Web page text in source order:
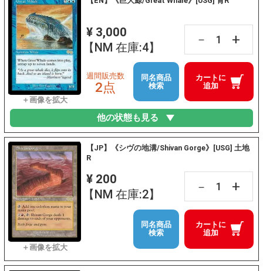
¥ 3,000
【NM 在庫:4】
－ +
カートに
追加
週間販売数
2点
同名商品
検索
他の状態も見る
【JP】《シヴの地溝/Shivan Gorge》[USG] 土地
R
¥ 200
【NM 在庫:2】
－ +
カートに
追加
同名商品
検索